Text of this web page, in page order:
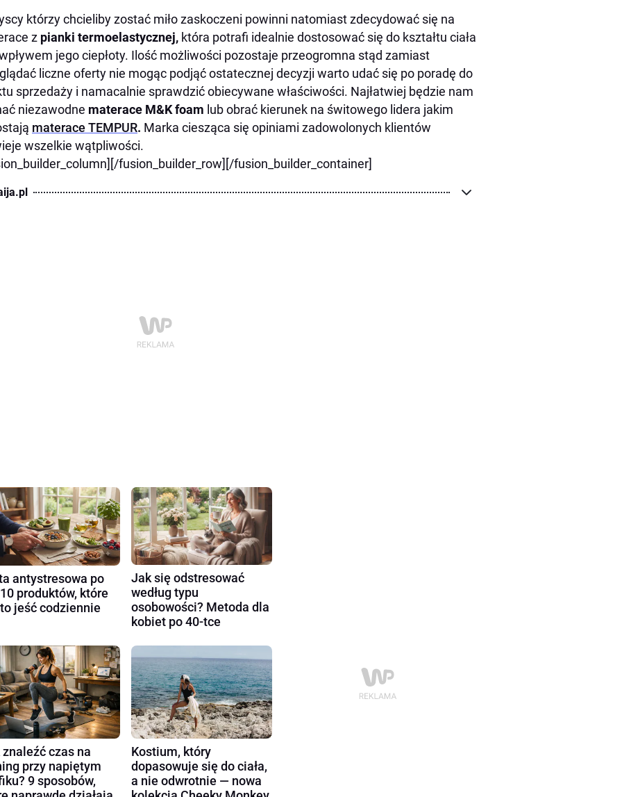
którzy chcieliby zostać miło zaskoczeni powinni natomiast zdecydować się na
z pianki termoelastycznej, która potrafi idealnie dostosować się do kształtu ciała
jego ciepłoty. Ilość możliwości pozostaje przeogromna stąd zamiast
liczne oferty nie mogąc podjąć ostatecznej decyzji warto udać się po poradę do
sprzedaży i namacalnie sprawdzić obiecywane właściwości. Najłatwiej będzie nam
niezawodne materace M&K foam lub obrać kierunek na świtowego lidera jakim
materace TEMPUR. Marka ciesząca się opiniami zadowolonych klientów
wszelkie wątpliwości.
fusion_builder_row][/fusion_builder_container]
antystresowa po
produktów, które
jeść codziennie
Jak się odstresować
według typu
osobowości? Metoda dla
kobiet po 40-tce
czas na
przy napiętym
9 sposobów,
Kostium, który
dopasowuje się do ciała,
a nie odwrotnie — nowa